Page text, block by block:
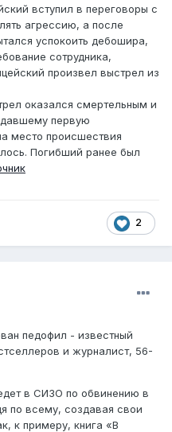
вступил в переговоры с
агрессию, а после
успокоить дебошира,
сотрудника,
произвел выстрел из
оказался смертельным и
первую
место происшествия
Погибший ранее был
2
педофил - известный
и журналист, 56-
в СИЗО по обвинению в
по всему, создавая свои
к примеру, книга «В